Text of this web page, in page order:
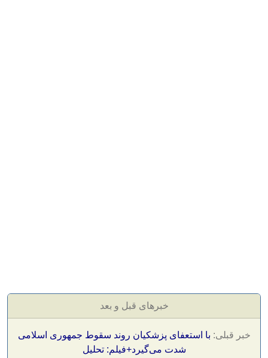
خبرهای قبل و بعد
خبر قبلی: با استعفای پزشکیان روند سقوط جمهوری اسلامی
شدت می‌گیرد+فیلم: تحلیل